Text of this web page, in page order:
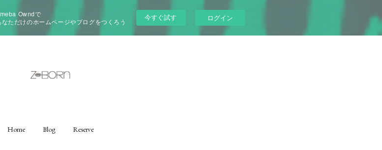
Owndで
なただけのホームページやブログをつくろう
今すぐ試す ログイン
Home Blog Reserve